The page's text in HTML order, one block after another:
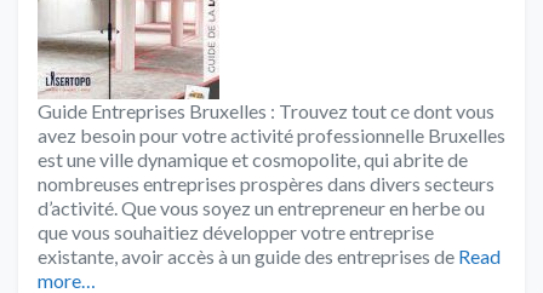
Guide Entreprises Bruxelles : Trouvez tout ce dont vous
avez besoin pour votre activité professionnelle Bruxelles
est une ville dynamique et cosmopolite, qui abrite de
nombreuses entreprises prospères dans divers secteurs
d’activité. Que vous soyez un entrepreneur en herbe ou
que vous souhaitiez développer votre entreprise
existante, avoir accès à un guide des entreprises de Read
more…